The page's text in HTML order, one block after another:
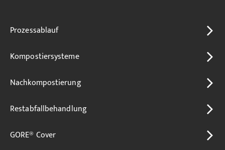
Prozessablauf
Kompostiersysteme
Nachkompostierung
Restabfallbehandlung
GORE® Cover